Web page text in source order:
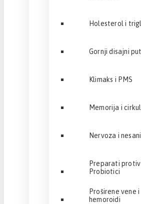
Holesterol i
Gornji disajni
Klimaks i PMS
Memorija i
Nervoza i
Preparati
Probiotici
Proširene vene i
hemoroidi